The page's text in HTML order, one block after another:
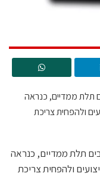
תלת ממדיים, כנראה
ולהפחית צריכת
תלת ממדיים, כנראה
ולהפחית צריכת